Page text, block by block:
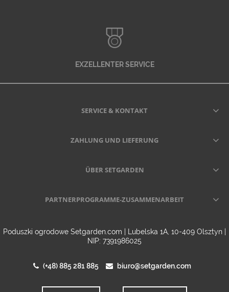
EXZELLENTER SERVICE
SERVICE & KONTAKT
ZAHLUNG UND LIEFERUNG
ÜBER SETGARDEN
PARTNERPROGRAMME-ZUSAMMENARBEIT
Poduszki ogrodowe Setgarden.com | Lubelska 1A, 10-409 Olsztyn |
NIP: 7391986025
(+48) 885 281 885 biuro@setgarden.com